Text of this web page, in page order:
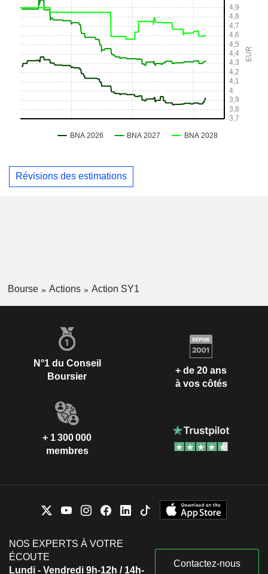
Révisions des estimations
Bourse Actions Action SY1
N°1 du Conseil
Boursier
+ de 20 ans
à vos côtés
+ 1 300 000
membres
NOS EXPERTS À VOTRE
ÉCOUTE
Lundi - Vendredi 9h-12h / 14h-
Contactez-nous